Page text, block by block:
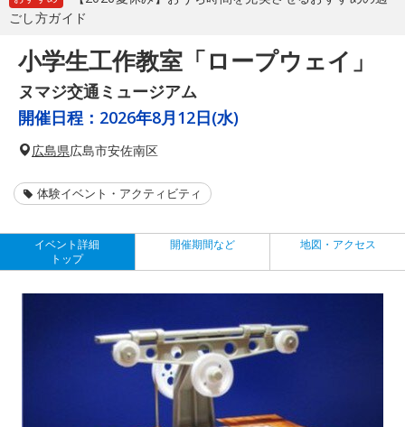
ごし方ガイド
小学生工作教室「ロープウェイ」
ヌマジ交通ミュージアム
開催日程： 2026年8月12日(水)
広島県広島市安佐南区
体験イベント・アクティビティ
イベント詳細
トップ
開催期間など 地図・アクセス